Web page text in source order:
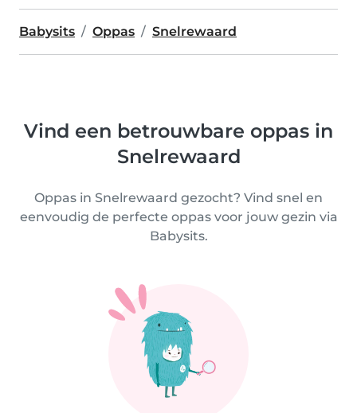
Babysits Oppas Snelrewaard
Vind een betrouwbare oppas in
Snelrewaard
Oppas in Snelrewaard gezocht? Vind snel en
eenvoudig de perfecte oppas voor jouw gezin via
Babysits.